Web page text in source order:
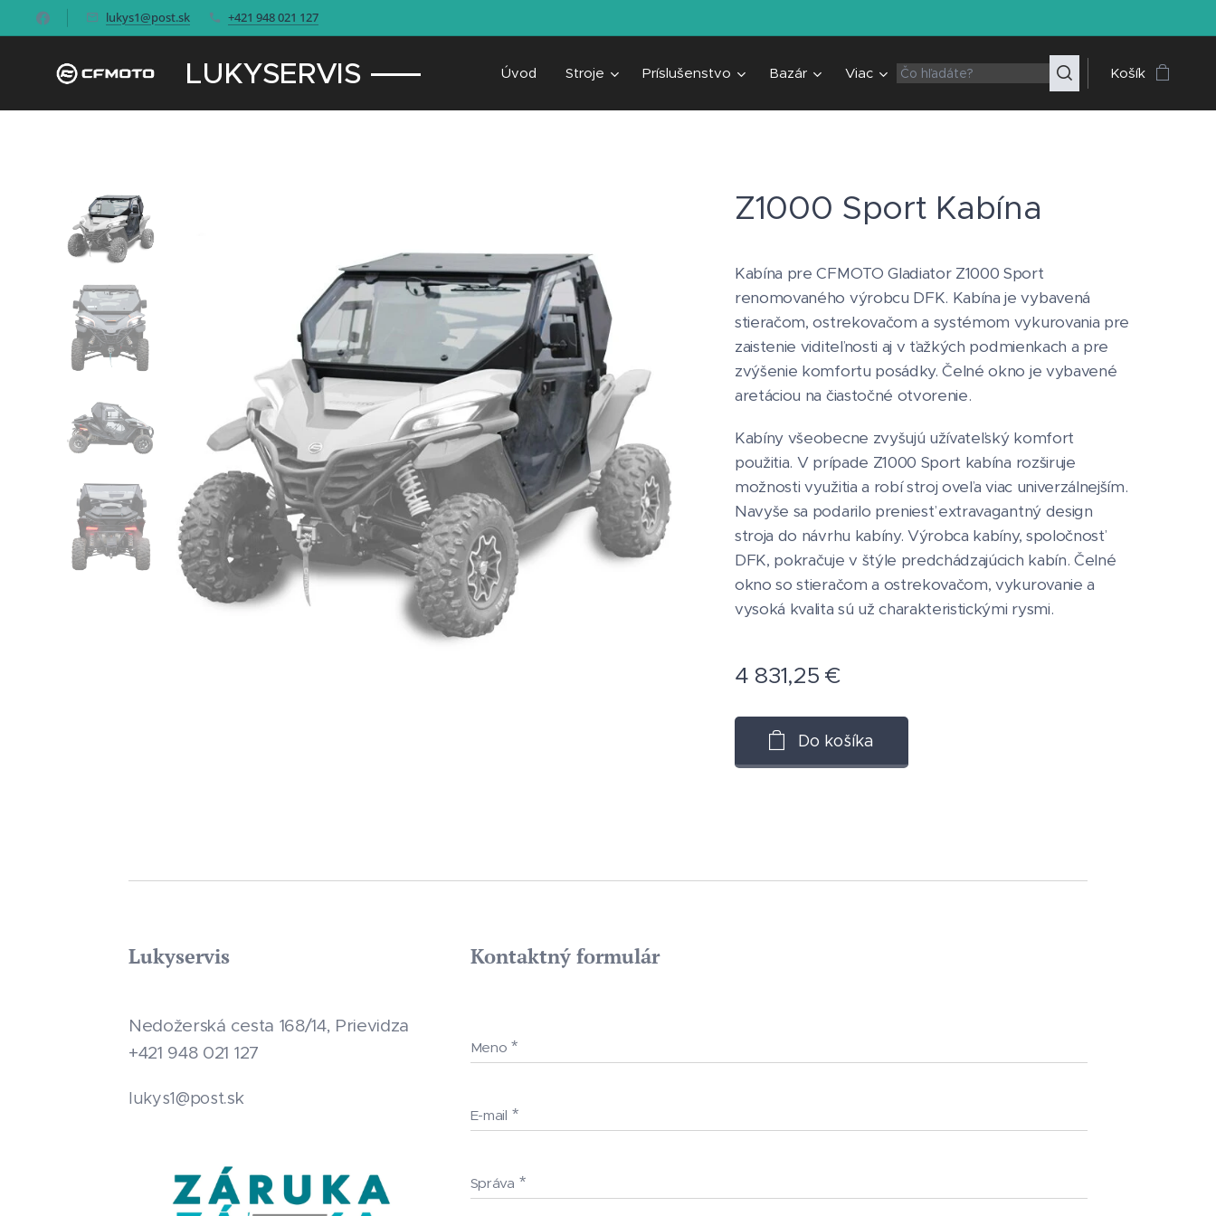
lukys1@post.sk +421 948 021 127
LUKYSERVIS Úvod Stroje Príslušenstvo Bazár Viac Košík
Z1000 Sport Kabína
Kabína pre CFMOTO Gladiator Z1000 Sport
renomovaného výrobcu DFK. Kabína je vybavená
stieračom, ostrekovačom a systémom vykurovania pre
zaistenie viditeľnosti aj v ťažkých podmienkach a pre
zvýšenie komfortu posádky. Čelné okno je vybavené
aretáciou na čiastočné otvorenie.
Kabíny všeobecne zvyšujú užívateľský komfort
použitia. V prípade Z1000 Sport kabína rozširuje
možnosti využitia a robí stroj oveľa viac univerzálnejším.
Navyše sa podarilo preniesť extravagantný design
stroja do návrhu kabíny. Výrobca kabíny, spoločnosť
DFK, pokračuje v štýle predchádzajúcich kabín. Čelné
okno so stieračom a ostrekovačom, vykurovanie a
vysoká kvalita sú už charakteristickými rysmi.
4 831,25 €
Do košíka
Lukyservis
Nedožerská cesta 168/14, Prievidza
+421 948 021 127
lukys1@post.sk
Kontaktný formulár
Meno
E-mail
Správa